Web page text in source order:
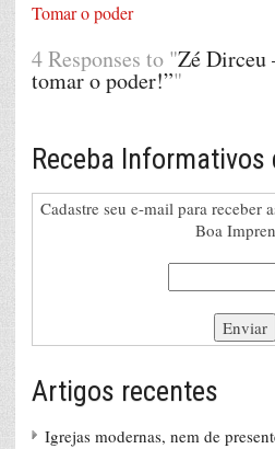
Tomar o poder
4 Responses to "Zé Dirceu
tomar o poder!”"
Receba Informativos
Cadastre seu e-mail para receber
Boa
Artigos recentes
Igrejas modernas, nem de